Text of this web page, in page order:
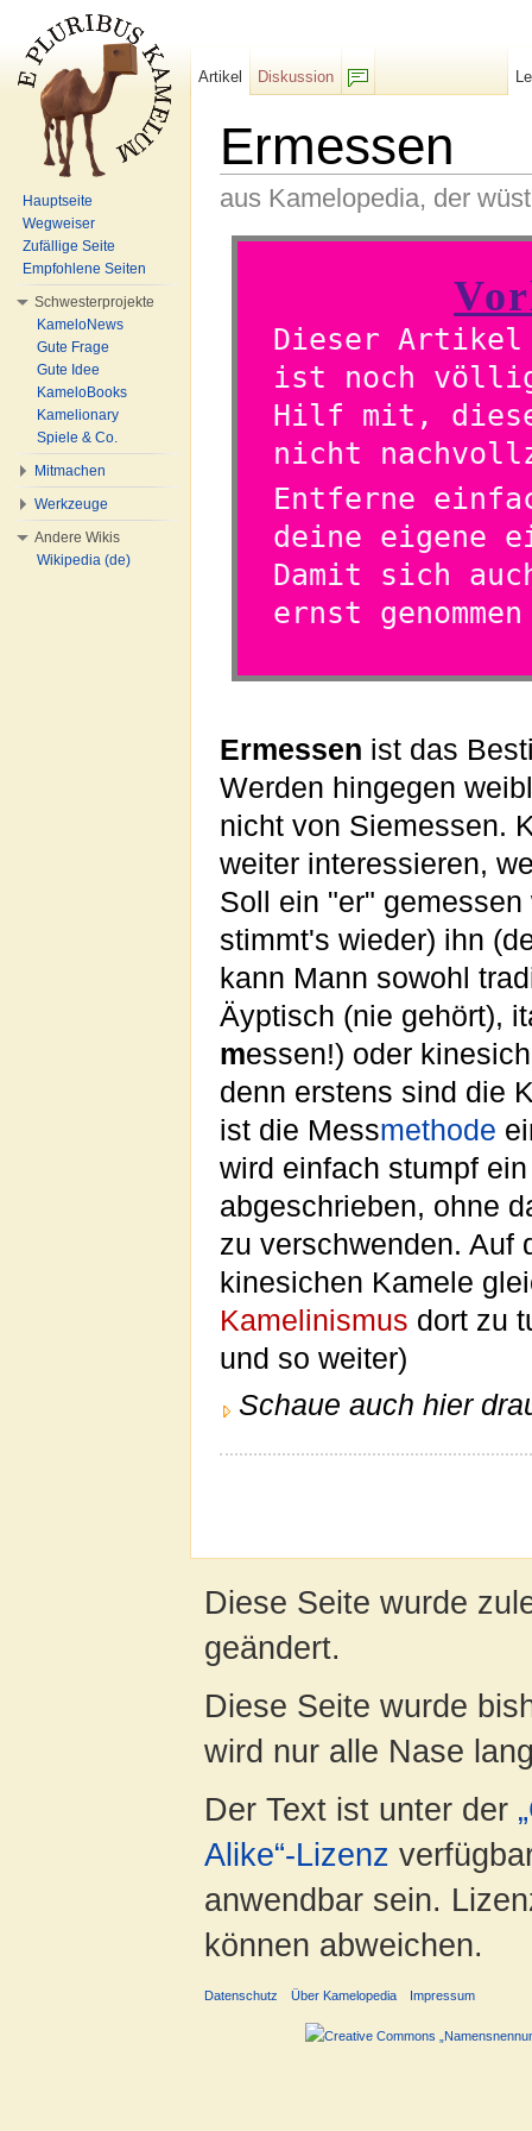
Ermessen
aus Kamelopedia, der
Dieser Artikel
ist noch
Hilf mit,
nicht
Entferne
deine eigene
Damit sich
ernst
Ermessen ist das
Werden hingegen
nicht von Siemessen.
weiter interessieren,
Soll ein "er"
stimmt's wieder) ihn
kann Mann sowohl
Äyptisch (nie gehört),
messen!) oder
denn erstens sind die
ist die Messmethode
wird einfach stumpf
abgeschrieben, ohne
zu verschwenden. Auf
kinesichen Kamele
Kamelinismus dort zu
und so weiter)
Schaue auch hier
Artikel
Diskussion
Hauptseite
Wegweiser
Zufällige Seite
Empfohlene Seiten
Schwesterprojekte
KameloNews
Gute Frage
Gute Idee
KameloBooks
Kamelionary
Spiele & Co.
Mitmachen
Werkzeuge
Andere Wikis
Wikipedia (de)
Diese Seite wurde
geändert.
Diese Seite wurde
wird nur alle Nase
Der Text ist unter der
Alike“-Lizenz
anwendbar sein.
können abweichen.
Datenschutz Über Kamelopedia Impressum